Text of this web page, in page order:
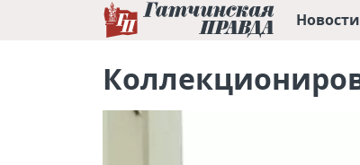
Новости